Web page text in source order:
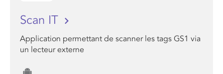
Scan IT
Application permettant de scanner les tags GS1 via
un lecteur externe